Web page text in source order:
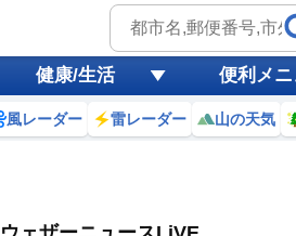
健康/生活 便利メ
風レーダー 雷レーダー 山の天気
風
黄砂
天気 台風